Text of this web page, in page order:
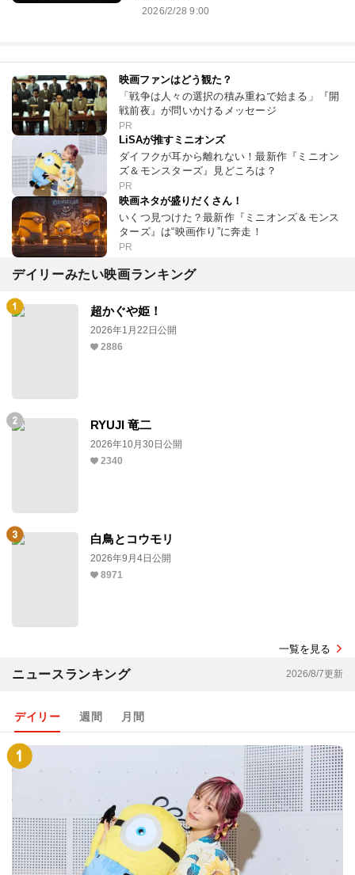
2026/2/28 9:00
映画ファンはどう観た？
「戦争は人々の選択の積み重ねで始まる」『開
戦前夜』が問いかけるメッセージ
PR
LiSAが推すミニオンズ
ダイフクが耳から離れない！最新作『ミニオン
ズ＆モンスターズ』見どころは？
PR
映画ネタが盛りだくさん！
いくつ見つけた？最新作『ミニオンズ＆モンス
ターズ』は“映画作り”に奔走！
PR
デイリーみたい映画ランキング
超かぐや姫！
2026年1月22日公開
2886
RYUJI 竜二
2026年10月30日公開
2340
白鳥とコウモリ
2026年9月4日公開
8971
一覧を見る
ニュースランキング 2026/8/7更新
デイリー 週間 月間